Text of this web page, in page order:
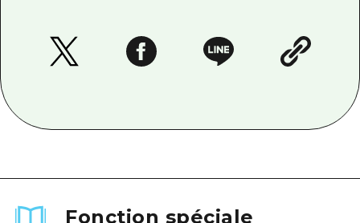
Fonction spéciale